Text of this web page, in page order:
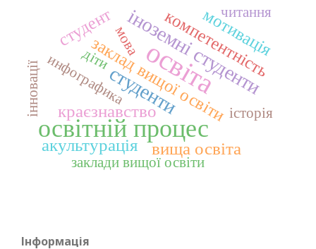
освіта
освітній процес
іноземні студенти
студенти
заклад вищої освіти
студент компетентність
мотивація
краєзнавство
акультурація
вища освіта
инфографика
заклади вищої освіти
інновації
діти
історія
мова
читання
Інформація